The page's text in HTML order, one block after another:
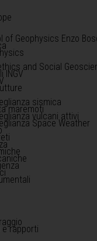
of Geophysics Enzo
and Social
INGV
sismica
maremoti
vulcani attivi
Space Weather
e rapporti